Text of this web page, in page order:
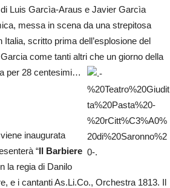
di Luis Garcìa-Araus e Javier Garcìa
messa in scena da una strepitosa
scritto prima dell’esplosione del
come tanti altri che un giorno della
per 28 centesimi…
inaugurata
“Il Barbiere
la regia di Danilo
e i cantanti As.Li.Co., Orchestra 1813. Il